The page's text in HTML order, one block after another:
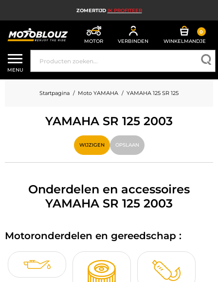
ZOMERTIJD IK PROFITEER
MOTOR VERBINDEN
0
WINKELMANDJE
MOTORHELM
MOTORUITRUSTING HEREN
MOTORUITRUSTING DAMES
MX, ENDURO EN TRAIL
HIGH TECH MOTORFIETS
MOTORAIRBAG
MOTORONDERDELEN EN GEREEDSCHAP
MOTORACCESSOIRES
AANBIEDINGEN EN GOEDE DEALS
MENU
Startpagina Moto YAMAHA YAMAHA 125 SR 125
YAMAHA SR 125 2003
WIJZIGEN OPSLAAN
Onderdelen en accessoires
YAMAHA SR 125 2003
Motoronderdelen en gereedschap :